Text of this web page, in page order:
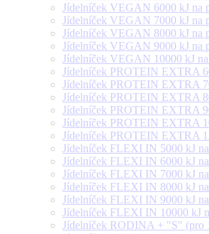
Jídelníček VEGAN 6000 kJ na
Jídelníček VEGAN 7000 kJ na
Jídelníček VEGAN 8000 kJ na
Jídelníček VEGAN 9000 kJ na
Jídelníček VEGAN 10000 kJ
Jídelníček PROTEIN EXTRA
Jídelníček PROTEIN EXTRA
Jídelníček PROTEIN EXTRA
Jídelníček PROTEIN EXTRA
Jídelníček PROTEIN EXTRA
Jídelníček PROTEIN EXTRA
Jídelníček FLEXI IN 5000 kJ
Jídelníček FLEXI IN 6000 kJ
Jídelníček FLEXI IN 7000 kJ
Jídelníček FLEXI IN 8000 kJ
Jídelníček FLEXI IN 9000 kJ
Jídelníček FLEXI IN 10000 kJ
Jídelníček RODINA + "S" (pro